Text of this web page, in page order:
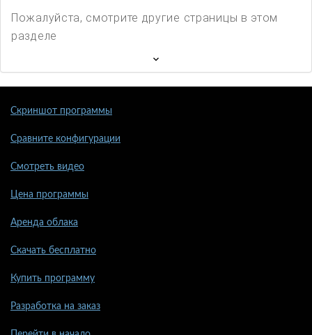
Пожалуйста, смотрите другие страницы в этом
разделе
Скриншот программы
Сравните конфигурации
Смотреть видео
Цена программы
Аренда облака
Скачать бесплатно
Купить программу
Разработка на заказ